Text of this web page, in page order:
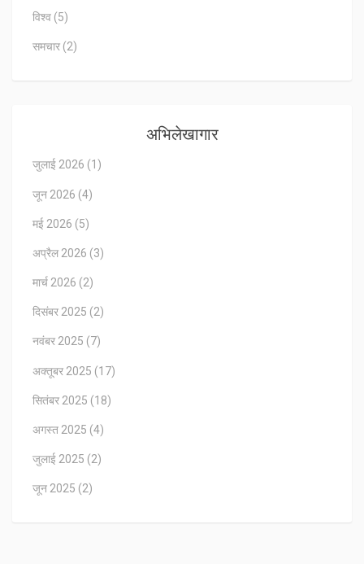
विश्व (5)
समचार (2)
अभिलेखागार
जुलाई 2026 (1)
जून 2026 (4)
मई 2026 (5)
अप्रैल 2026 (3)
मार्च 2026 (2)
दिसंबर 2025 (2)
नवंबर 2025 (7)
अक्तूबर 2025 (17)
सितंबर 2025 (18)
अगस्त 2025 (4)
जुलाई 2025 (2)
जून 2025 (2)